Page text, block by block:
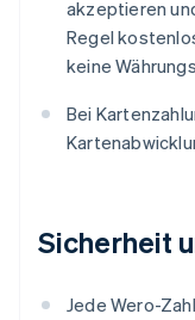
akzeptieren
Regel
keine
Bei
Sicherheit
Jede Wero-